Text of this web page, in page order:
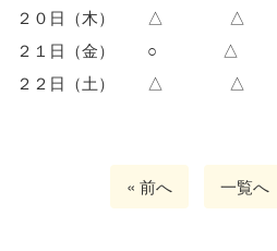
２０日（木） △
２１日（金） ○
２２日（土） △
« 前へ 一覧へ